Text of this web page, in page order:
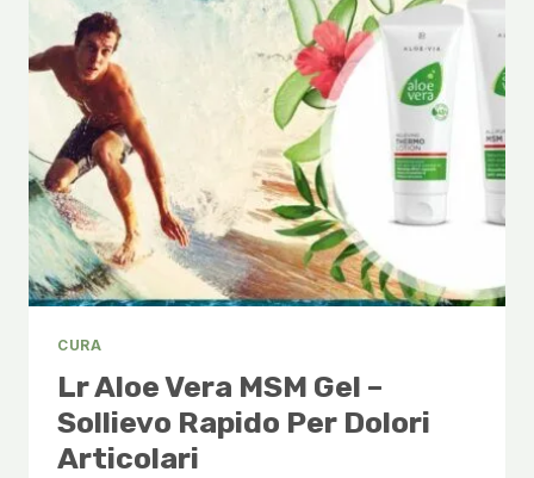
CURA
Lr Aloe Vera MSM Gel –
Sollievo Rapido Per Dolori
Articolari